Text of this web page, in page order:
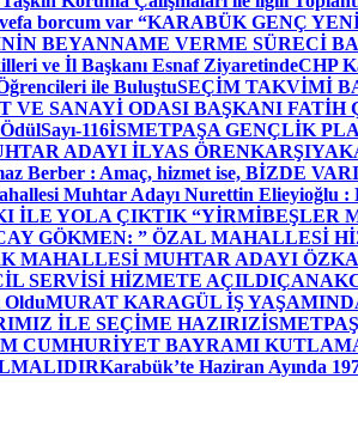
borcum var “KARABÜK GENÇ
BEYANNAME VERME SÜRECİ
ve İl Başkanı Esnaf ZiyaretindeCHP
ile BuluştuSEÇİM TAKVİMİ
VE SANAYİ ODASI BAŞKANI FATİH
Sayı-116İSMETPAŞA GENÇLİK
ADAYI İLYAS ÖREN
Berber : Amaç, hizmet ise, BİZDE
Muhtar Adayı Nurettin
İLE YOLA ÇIKTIK “YİRMİBEŞLER
GÖKMEN: ” ÖZAL MAHALLESİ
MAHALLESİ MUHTAR ADAYI
SERVİSİ HİZMETE AÇILDI
OlduMURAT KARAGÜL İŞ
İLE SEÇİME HAZIRIZ
CUMHURİYET BAYRAMI
Karabük’te Haziran Ayında